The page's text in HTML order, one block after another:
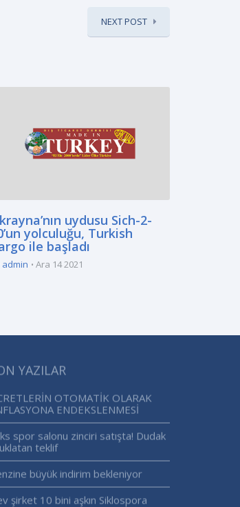
NEXT POST
uydusu Sich-2-
yolculuğu, Turkish
ile başladı
admin Ara 14 2021
YAZILAR
OTOMATİK OLARAK
ENDEKSLENMESİ
spor salonu zinciri satışta! Dudak
teklif
büyük indirim bekleniyor